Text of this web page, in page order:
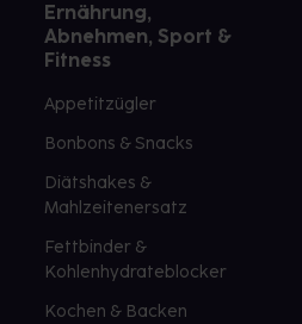
Ernährung,
Abnehmen, Sport &
Fitness
Appetitzügler
Bonbons & Snacks
Diätshakes &
Mahlzeitenersatz
Fettbinder &
Kohlenhydrateblocker
Kochen & Backen